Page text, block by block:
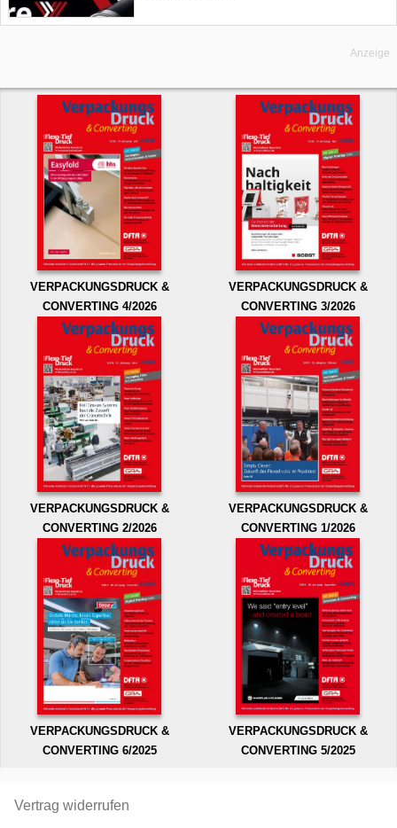
Anzeige
VERPACKUNGSDRUCK &
CONVERTING 4/2026
VERPACKUNGSDRUCK &
CONVERTING 3/2026
VERPACKUNGSDRUCK &
CONVERTING 2/2026
VERPACKUNGSDRUCK &
CONVERTING 1/2026
VERPACKUNGSDRUCK &
CONVERTING 6/2025
VERPACKUNGSDRUCK &
CONVERTING 5/2025
Vertrag widerrufen